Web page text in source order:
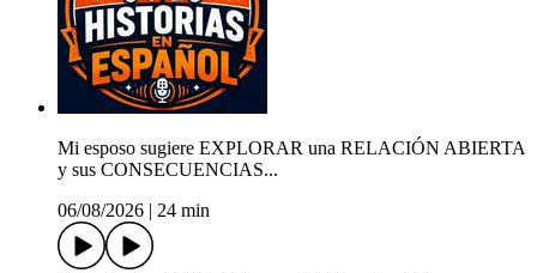
Mi esposo sugiere EXPLORAR una RELACIÓN ABIERTA
y sus CONSECUENCIAS...
06/08/2026
24 min